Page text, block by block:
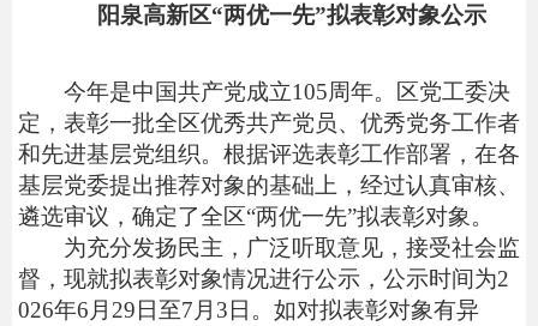
阳泉高新区“两优一先”拟表彰对象公示
今年是中国共产党成立105周年。区党工委决
定，表彰一批全区优秀共产党员、优秀党务工作者
和先进基层党组织。根据评选表彰工作部署，在各
基层党委提出推荐对象的基础上，经过认真审核、
遴选审议，确定了全区“两优一先”拟表彰对象。
为充分发扬民主，广泛听取意见，接受社会监
督，现就拟表彰对象情况进行公示，公示时间为2
026年6月29日至7月3日。如对拟表彰对象有异